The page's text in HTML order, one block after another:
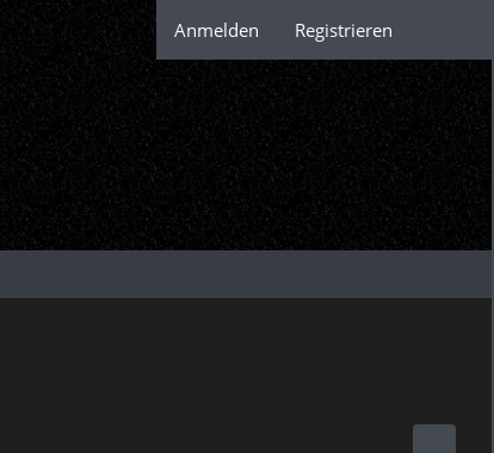
Anmelden Registrieren